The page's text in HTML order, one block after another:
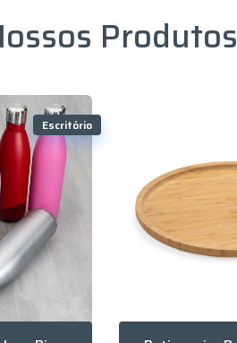
Produtos
Escritório